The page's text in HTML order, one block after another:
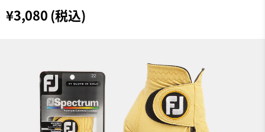
¥3,080 (税込)